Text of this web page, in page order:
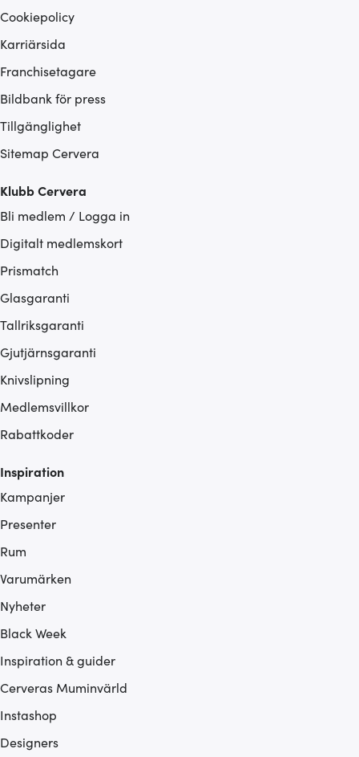
Cookiepolicy
Karriärsida
Franchisetagare
Bildbank för press
Tillgänglighet
Sitemap Cervera
Klubb Cervera
Bli medlem / Logga in
Digitalt medlemskort
Prismatch
Glasgaranti
Tallriksgaranti
Gjutjärnsgaranti
Knivslipning
Medlemsvillkor
Rabattkoder
Inspiration
Kampanjer
Presenter
Rum
Varumärken
Nyheter
Black Week
Inspiration & guider
Cerveras Muminvärld
Instashop
Designers